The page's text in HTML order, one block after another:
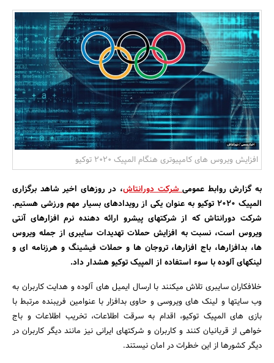
بانک، بیمه و سرمایه
مسکن و ساختمان
افزایش ویروس های کامپیوتری هنگام المپیک 2020 توکیو
به گزارش روابط عمومیشرکت دورانتاش، در روزهای اخیر شاهد برگزاری
المپیک 2020 توکیو به عنوان یکی از رویدادهای بسیار مهم ورزشی هستیم.
شرکت دورانتاش که از شرکتهای پیشرو ارائه دهنده نرم افزارهای آنتی
ویروس است، نسبت به افزایش حملات تهدیدات سایبری از جمله ویروس
ها، بدافزارها، باج افزارها، تروجان ها و حملات فیشینگ و هرزنامه ای و
لینکهای آلوده با سوء استفاده از المپیک توکیو هشدار داد.
خلافکاران سایبری تلاش میکنند با ارسال ایمیل های آلوده و هدایت کاربران به
وب سایتها و لینک های ویروسی و حاوی بدافزار با عنوامین فریبنده مرتبط با
بازی های المپیک توکیو، اقدام به سرقت اطلاعات، تخریب اطلاعات و باج
خواهی از قربانیان کنند و کاربران و شرکتهای ایرانی نیز مانند دیگر کاربران در
دیگر کشورها از این خطرات در امان نیستند.